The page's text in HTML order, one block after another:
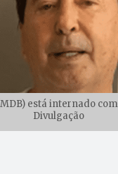
está internado com
Divulgação